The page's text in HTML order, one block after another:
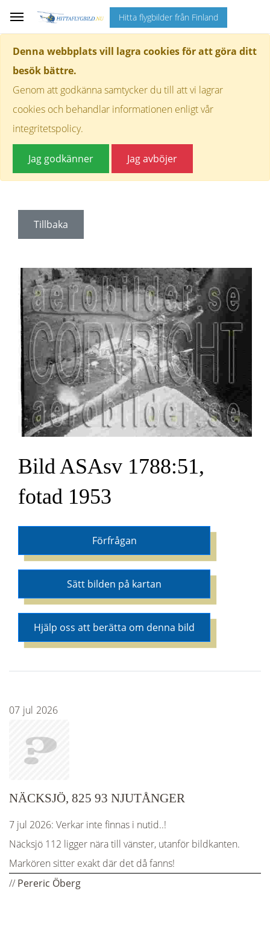
Denna webbplats vill lagra cookies för att göra ditt
besök bättre.
Genom att godkänna samtycker du till att vi lagrar
cookies och behandlar informationen enligt vår
integritetspolicy.
Jag godkänner Jag avböjer
Hitta flygbilder från Finland
Tillbaka
Bild ASAsv 1788:51,
fotad 1953
Förfrågan
Sätt bilden på kartan
Hjälp oss att berätta om denna bild
07 jul 2026
NÄCKSJÖ, 825 93 NJUTÅNGER
7 jul 2026: Verkar inte finnas i nutid..!
Näcksjö 112 ligger nära till vänster, utanför bildkanten.
Markören sitter exakt där det då fanns!
// Pereric Öberg